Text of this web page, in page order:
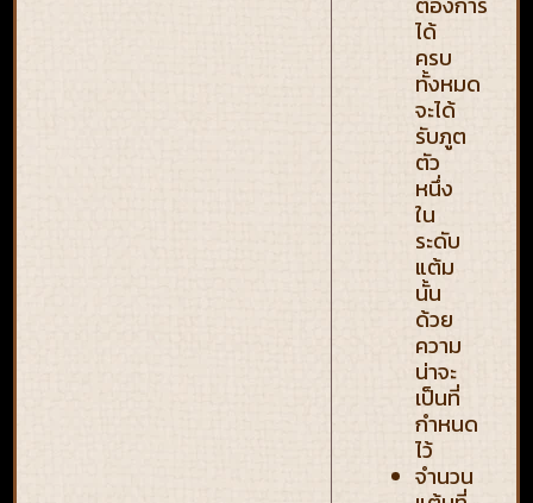
ได้
ครบ
ทั้งหมด
จะได้
รับภูต
ตัว
หนึ่ง
ใน
ระดับ
แต้ม
นั้น
ด้วย
ความ
น่าจะ
เป็นที่
กำหนด
ไว้
จำนวน